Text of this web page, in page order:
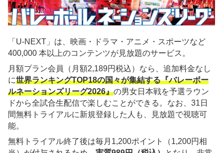
「U-NEXT」は、映画・ドラマ・アニメ・スポーツなど
400,000 本以上のコンテンツが見放題のサービス。
月額プラン会員（月額2,189円税込）なら、追加料金なし
に世界ランキングTOP18の国々が集結する『バレーボー
ルネーションズリーグ2026』の男女日本戦を予選ラウン
ドから全試合生配信で楽しむことができる。なお、31日
間無料トライアルに新規登録した人も、見放題で視聴可
能。
無料トライアル終了後は毎月1,200ポイント（1,200円相